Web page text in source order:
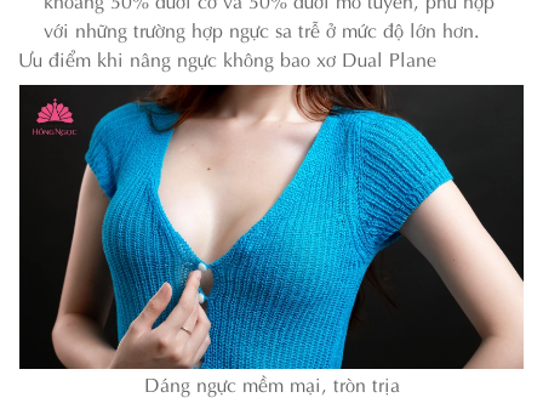
với những trường hợp ngực sa trễ ở mức độ lớn hơn.
Ưu điểm khi nâng ngực không bao xơ Dual Plane
Dáng ngực mềm mại, tròn trịa